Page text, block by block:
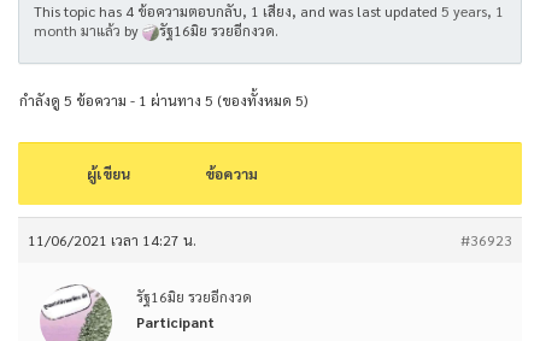
This topic has 4 ข้อความตอบกลับ, 1 เสียง, and was last updated 5 years, 1
month มาแล้ว by รัฐ16มิย รวยอีกงวด.
กำลังดู 5 ข้อความ - 1 ผ่านทาง 5 (ของทั้งหมด 5)
ผู้เขียน ข้อความ
11/06/2021 เวลา 14:27 น. #36923
รัฐ16มิย รวยอีกงวด
Participant